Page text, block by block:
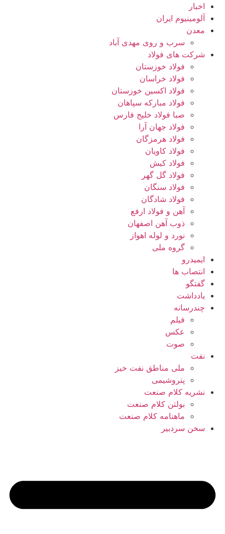
اخبار
آلومینیوم ایران
معدن
سرب و روی مهدی آباد
شرکت های فولاد
فولاد خوزستان
فولاد خراسان
فولاد اکسین خوزستان
فولاد مبارکه سپاهان
صبا فولاد خلیج فارس
فولاد جهان آرا
فولاد هرمزگان
فولاد کاویان
فولاد کیش
فولاد گل گهر
فولاد سنگان
فولاد شادگان
آهن و فولاد ارفع
ذوب آهن اصفهان
نورد و لوله اهواز
گروه ملی
ایمیدرو
انتصاب ها
گفتگو
یادداشت
چندرسانه
فیلم
عکس
صوت
نفت
ملی مناطق نفت خیز
پتروشیمی
نشریه کلام صنعت
بولتن کلام صنعت
ماهنامه کلام صنعت
سخن سردبیر